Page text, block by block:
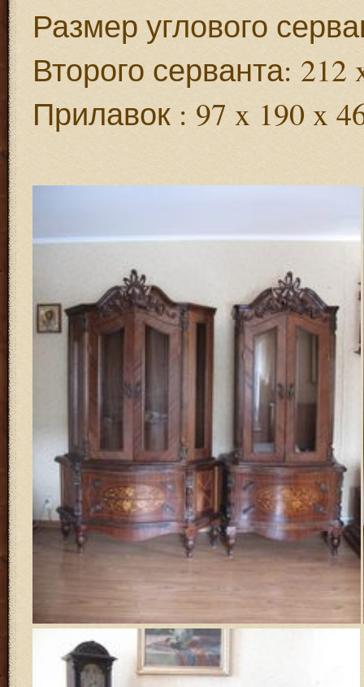
Размер углового
Второго серванта: 212
Прилавок : 97 x 190 x